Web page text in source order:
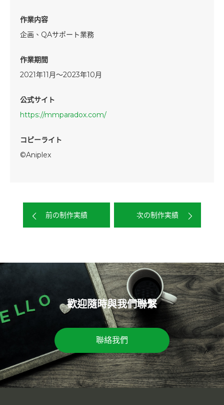
作業内容
企画、QAサポート業務
作業期間
2021年11月～2023年10月
公式サイト
https://mmparadox.com/
コピーライト
©Aniplex
前の制作実績 次の制作実績
歡迎隨時與我們聯繫
聯絡我們